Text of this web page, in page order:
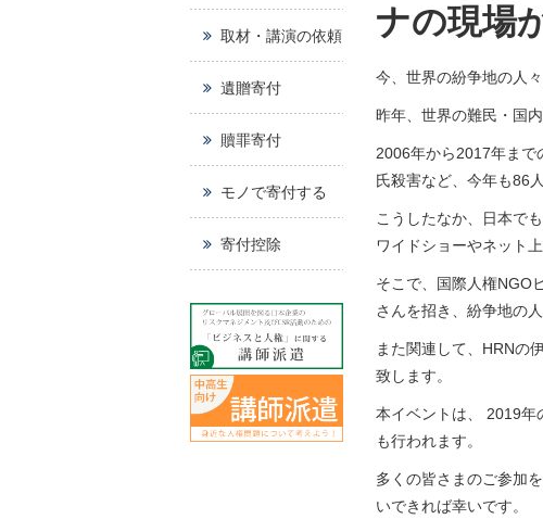
ナの現場
今、世界の紛争地の人
昨年、世界の難民・国
2006年から2017年まで
氏殺害など、今年も86
こうしたなか、日本で
ワイドショーやネット
そこで、国際人権NGO
さんを招き、紛争地の
また関連して、HRNの
致します。
本イベントは、 2019年
も行われます。
多くの皆さまのご参加
いできれば幸いです。
取材・講演の依頼
遺贈寄付
贖罪寄付
モノで寄付する
寄付控除